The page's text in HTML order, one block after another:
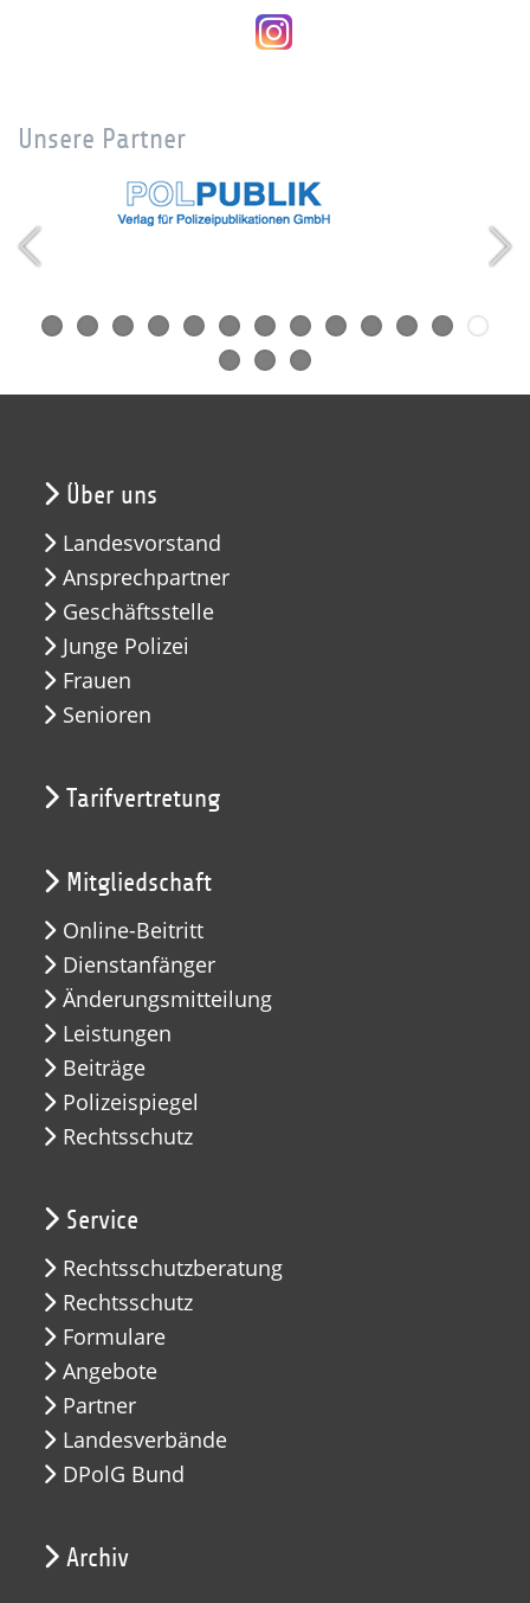
Unsere Partner
Über uns
Landesvorstand
Ansprechpartner
Geschäftsstelle
Junge Polizei
Frauen
Senioren
Tarifvertretung
Mitgliedschaft
Online-Beitritt
Dienstanfänger
Änderungsmitteilung
Leistungen
Beiträge
Polizeispiegel
Rechtsschutz
Service
Rechtsschutzberatung
Rechtsschutz
Formulare
Angebote
Partner
Landesverbände
DPolG Bund
Archiv